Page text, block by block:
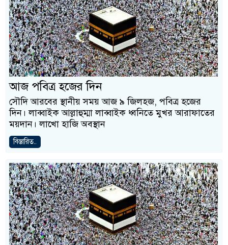
আজ পবিত্র হজের দিন
সৌদি আরবের স্থানীয় সময় আজ ৯ জিলহজ, পবিত্র হজের
দিন। লাব্বাইক আল্লাহুম্মা লাব্বাইক ধ্বনিতে মুখর আরাফাতের
ময়দান। লাখো হাজি অবস্থান
বিস্তারিত..